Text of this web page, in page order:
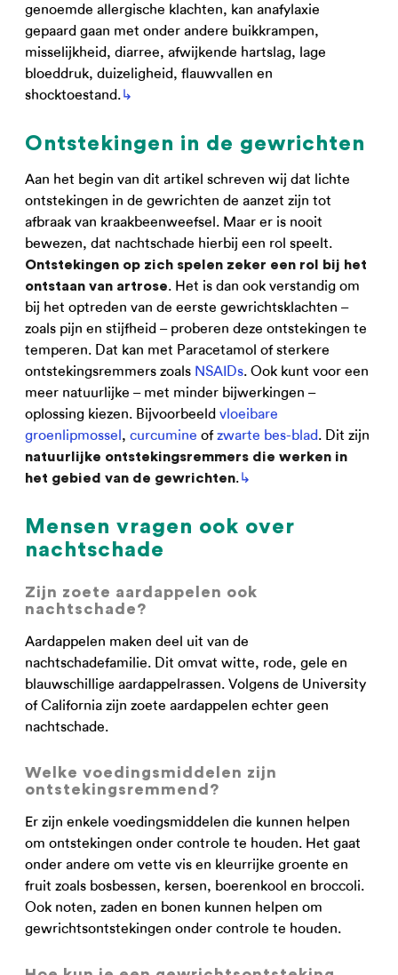
genoemde allergische klachten, kan anafylaxie
gepaard gaan met onder andere buikkrampen,
misselijkheid, diarree, afwijkende hartslag, lage
bloeddruk, duizeligheid, flauwvallen en
shocktoestand.↳
Ontstekingen in de gewrichten
Aan het begin van dit artikel schreven wij dat lichte
ontstekingen in de gewrichten de aanzet zijn tot
afbraak van kraakbeenweefsel. Maar er is nooit
bewezen, dat nachtschade hierbij een rol speelt.
Ontstekingen op zich spelen zeker een rol bij het
ontstaan van artrose. Het is dan ook verstandig om
bij het optreden van de eerste gewrichtsklachten –
zoals pijn en stijfheid – proberen deze ontstekingen te
temperen. Dat kan met Paracetamol of sterkere
ontstekingsremmers zoals NSAIDs. Ook kunt voor een
meer natuurlijke – met minder bijwerkingen –
oplossing kiezen. Bijvoorbeeld vloeibare
groenlipmossel, curcumine ofzwarte bes-blad. Dit zijn
natuurlijke ontstekingsremmers die werken in
het gebied van de gewrichten.↳
Mensen vragen ook over
nachtschade
Zijn zoete aardappelen ook
nachtschade?
Aardappelen maken deel uit van de
nachtschadefamilie. Dit omvat witte, rode, gele en
blauwschillige aardappelrassen. Volgens de University
of California zijn zoete aardappelen echter geen
nachtschade.
Welke voedingsmiddelen zijn
ontstekingsremmend?
Er zijn enkele voedingsmiddelen die kunnen helpen
om ontstekingen onder controle te houden. Het gaat
onder andere om vette vis en kleurrijke groente en
fruit zoals bosbessen, kersen, boerenkool en broccoli.
Ook noten, zaden en bonen kunnen helpen om
gewrichtsontstekingen onder controle te houden.